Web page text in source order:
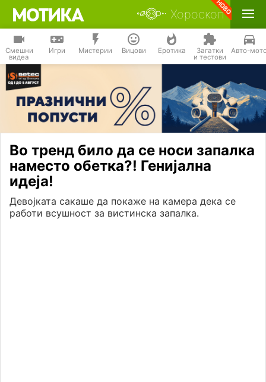
Хороскоп
Смешни
видеа
Игри Мистерии Вицови Еротика Загатки
и тестови
Авто-
Во тренд било да се носи запалка
наместо обетка?! Генијална
идеја!
Девојката сакаше да покаже на камера дека се
работи всушност за вистинска запалка.